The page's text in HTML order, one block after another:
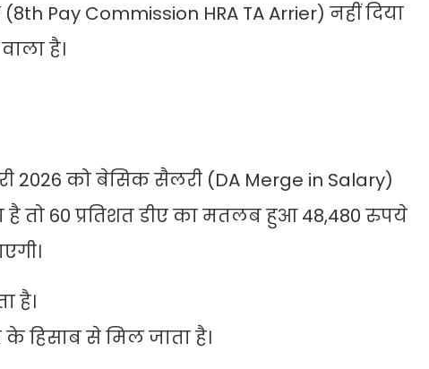
Pay Commission HRA TA Arrier) नहीं दिया
है।
2026 को बेसिक सैलरी (DA Merge in Salary)
है तो 60 प्रतिशत डीए का मतलब हुआ 48,480 रुपये
है।
के हिसाब से मिल जाता है।